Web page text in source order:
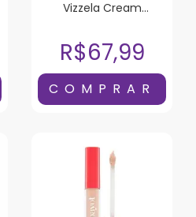
Vizzela Cream
R$67,99